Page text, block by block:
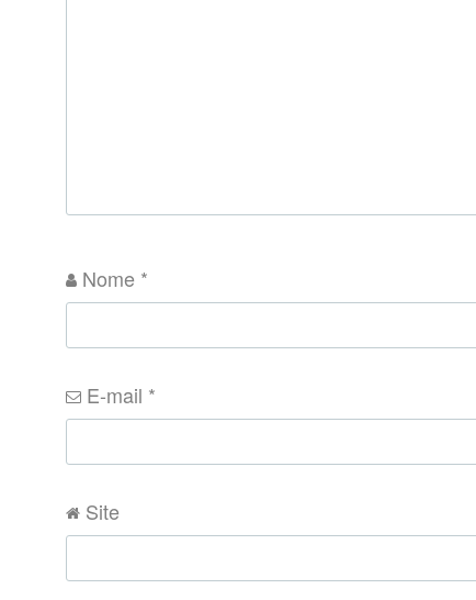
Nome *
E-mail *
Site